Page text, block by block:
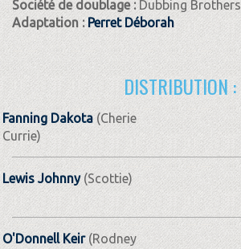
Société de doublage :Dubbing Brothers
Adaptation : Perret Déborah
DISTRIBUTION :
Fanning Dakota(Cherie
Currie)
Lewis Johnny(Scottie)
O'Donnell Keir(Rodney